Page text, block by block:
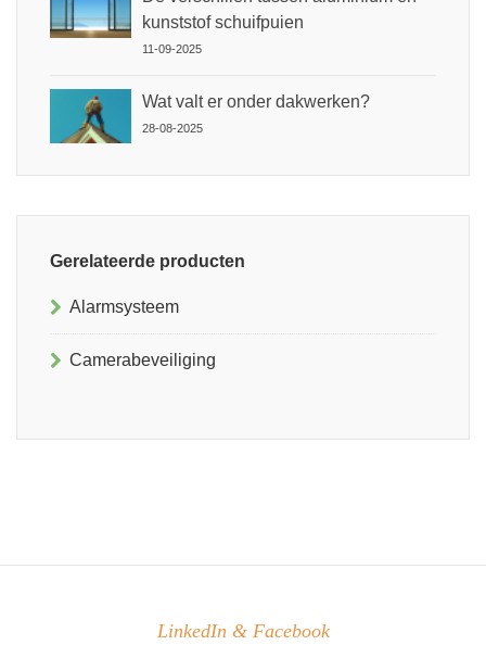
kunststof schuifpuien
11-09-2025
Wat valt er onder dakwerken?
28-08-2025
Gerelateerde producten
Alarmsysteem
Camerabeveiliging
LinkedIn & Facebook